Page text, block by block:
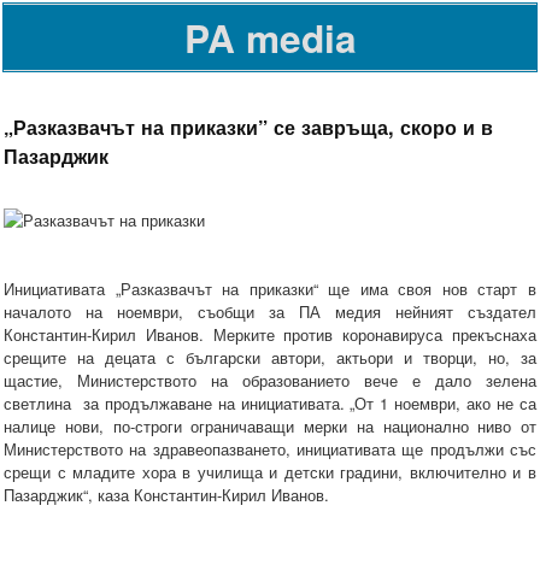
PA media
„Разказвачът на приказки” се завръща, скоро и в
Пазарджик
Инициативата „Разказвачът на приказки“ ще има своя нов старт в
началото на ноември, съобщи за ПА медия нейният създател
Константин-Кирил Иванов. Мерките против коронавируса прекъснаха
срещите на децата с български автори, актьори и творци, но, за
щастие, Министерството на образованието вече е дало зелена
светлина за продължаване на инициативата. „От 1 ноември, ако не са
налице нови, по-строги ограничаващи мерки на национално ниво от
Министерството на здравеопазването, инициативата ще продължи със
срещи с младите хора в училища и детски градини, включително и в
Пазарджик“, каза Константин-Кирил Иванов.